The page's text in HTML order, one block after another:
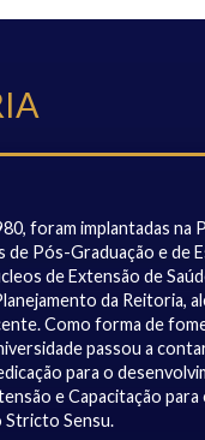
foram implantadas na
de Pós-Graduação e de
de Extensão de
da Reitoria,
Como forma de
passou a
para o
e Capacitação
Stricto Sensu.